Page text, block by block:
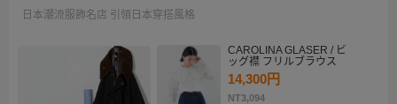
日本潮流服飾名店 引領日本穿搭風格
CAROLINA GLASER / ビ
ッグ襟 フリルブラウス
14,300円
NT3,094